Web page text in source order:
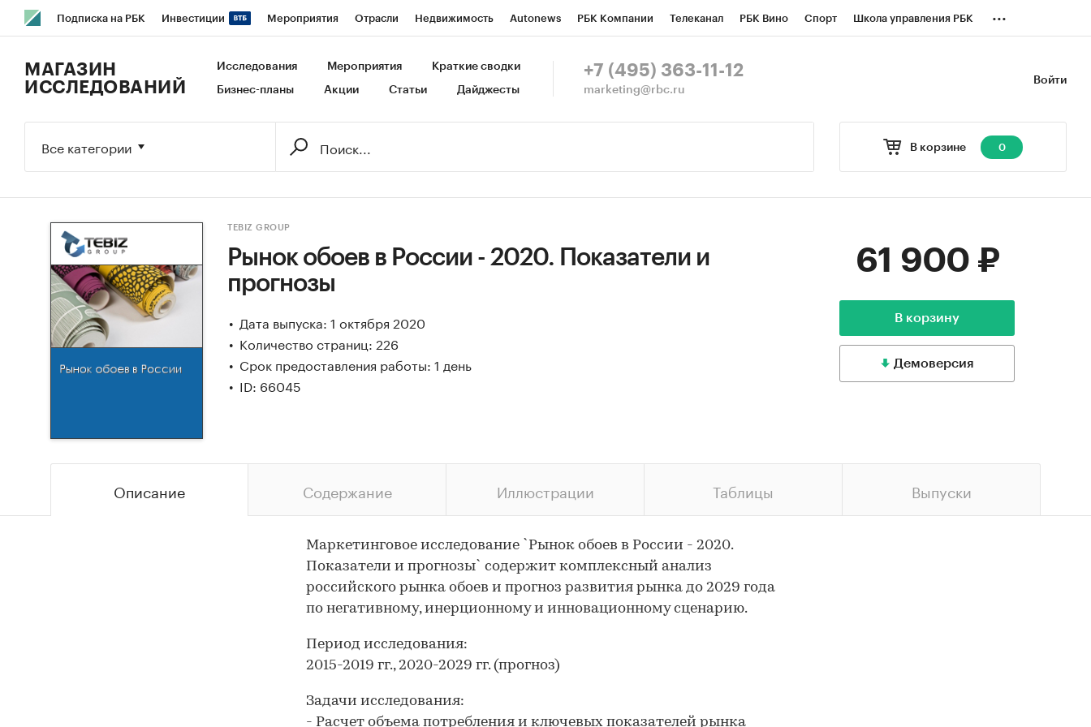
Подписка на РБК Инвестиции Мероприятия Отрасли Недвижимость Autonews РБК Компании Телеканал РБК Вино Спорт Школа управления РБК
Исследования Кредитные рейтинги Франшизы Газета Спецпроекты СПб Конференции СПб Спецпроекты
...
Войти
МАГАЗИН
ИССЛЕДОВАНИЙ
Исследования Мероприятия Краткие сводки
Бизнес-планы Акции Статьи Дайджесты
+7 (495) 363-11-12
marketing@rbc.ru
В корзине 0
Все категории
TEBIZ GROUP
Рынок обоев в России - 2020. Показатели и
прогнозы
Дата выпуска: 1 октября 2020
Количество страниц: 226
Срок предоставления работы: 1 день
ID: 66045
61 900 ₽
В корзину
Демоверсия
Описание Содержание Иллюстрации Таблицы Выпуски
Маркетинговое исследование `Рынок обоев в России - 2020.
Показатели и прогнозы` содержит комплексный анализ
российского рынка обоев и прогноз развития рынка до 2029 года
по негативному, инерционному и инновационному сценарию.
Период исследования:
2015-2019 гг., 2020-2029 гг. (прогноз)
Задачи исследования:
- Расчет объема потребления и ключевых показателей рынка